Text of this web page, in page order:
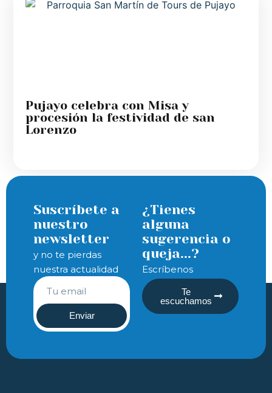
Pujayo celebra con Misa y
procesión la festividad de san
Lorenzo
Suscríbete a
nuestro
newsletter
y no te pierdas
nuestra actualidad
Enviar
¿Tienes
alguna
sugerencia o
queja...?
Escríbenos
Te
escuchamos